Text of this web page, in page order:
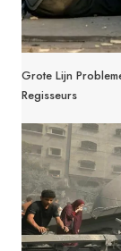
Grote Lijn
Regisseurs